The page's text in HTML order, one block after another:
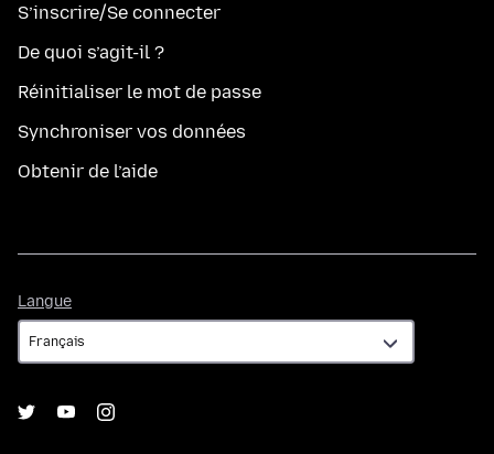
S’inscrire/Se connecter
De quoi s’agit-il ?
Réinitialiser le mot de passe
Synchroniser vos données
Obtenir de l’aide
Langue